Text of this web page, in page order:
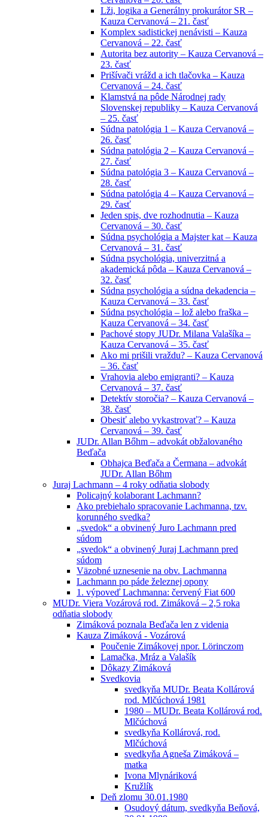
Lži, logika a Generálny prokurátor SR –
Kauza Cervanová – 21. časť
Komplex sadistickej nenávisti – Kauza
Cervanová – 22. časť
Autorita bez autority – Kauza Cervanová –
23. časť
Prišívači vrážd a ich tlačovka – Kauza
Cervanová – 24. časť
Klamstvá na pôde Národnej rady
Slovenskej republiky – Kauza Cervanová
– 25. časť
Súdna patológia 1 – Kauza Cervanová –
26. časť
Súdna patológia 2 – Kauza Cervanová –
27. časť
Súdna patológia 3 – Kauza Cervanová –
28. časť
Súdna patológia 4 – Kauza Cervanová –
29. časť
Jeden spis, dve rozhodnutia – Kauza
Cervanová – 30. časť
Súdna psychológia a Majster kat – Kauza
Cervanová – 31. časť
Súdna psychológia, univerzitná a
akademická pôda – Kauza Cervanová –
32. časť
Súdna psychológia a súdna dekadencia –
Kauza Cervanová – 33. časť
Súdna psychológia – lož alebo fraška –
Kauza Cervanová – 34. časť
Pachové stopy JUDr. Milana Valašíka –
Kauza Cervanová – 35. časť
Ako mi prišili vraždu? – Kauza Cervanová
– 36. časť
Vrahovia alebo emigranti? – Kauza
Cervanová – 37. časť
Detektív storočia? – Kauza Cervanová –
38. časť
Obesiť alebo vykastrovať? – Kauza
Cervanová – 39. časť
JUDr. Allan Bőhm – advokát obžalovaného
Beďača
Obhajca Beďača a Čermana – advokát
JUDr. Allan Bőhm
Juraj Lachmann – 4 roky odňatia slobody
Policajný kolaborant Lachmann?
Ako prebiehalo spracovanie Lachmanna, tzv.
korunného svedka?
„svedok“ a obvinený Juro Lachmann pred
súdom
„svedok“ a obvinený Juraj Lachmann pred
súdom
Väzobné uznesenie na obv. Lachmanna
Lachmann po páde železnej opony
1. výpoveď Lachmanna: červený Fiat 600
MUDr. Viera Vozárová rod. Zimáková – 2,5 roka
odňatia slobody
Zimáková poznala Beďača len z videnia
Kauza Zimáková - Vozárová
Poučenie Zimákovej npor. Lörinczom
Lamačka, Mráz a Valašík
Dôkazy Zimáková
Svedkovia
svedkyňa MUDr. Beata Kollárová
rod. Mlčúchová 1981
1980 – MUDr. Beata Kollárová rod.
Mlčúchová
svedkyňa Kollárová, rod.
Mlčúchová
svedkyňa Agneša Zimáková –
matka
Ivona Mlynáriková
Kružlík
Deň zlomu 30.01.1980
Osudový dátum, svedkyňa Beňová,